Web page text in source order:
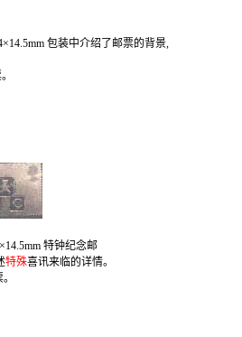
×14.5mm 包装中介绍了邮票的背景,
×14.5mm 特钟纪念邮
特殊喜讯来临的详情。